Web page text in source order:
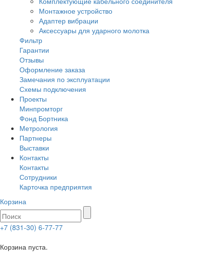
Монтажное устройство
Адаптер вибрации
Аксессуары для ударного молотка
Фильтр
Гарантии
Отзывы
Оформление заказа
Замечания по эксплуатации
Схемы подключения
Проекты
Минпромторг
Фонд Бортника
Метрология
Партнеры
Выставки
Контакты
Контакты
Сотрудники
Карточка предприятия
Корзина
+7 (831-30) 6-77-77
Корзина пуста.